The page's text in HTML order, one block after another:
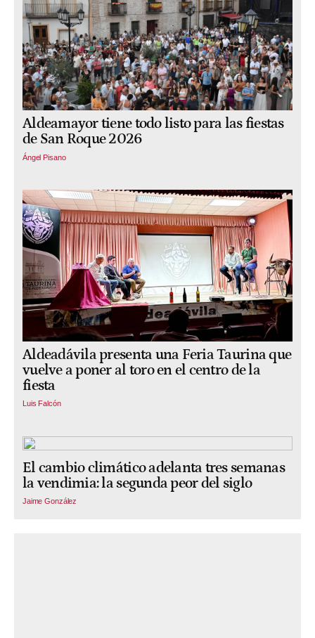
Aldeamayor tiene todo listo para las fiestas
de San Roque 2026
Ángel Pisano
Aldeadávila presenta una Feria Taurina que
vuelve a poner al toro en el centro de la
fiesta
Luis Falcón
El cambio climático adelanta tres semanas
la vendimia: la segunda peor del siglo
Jaime González